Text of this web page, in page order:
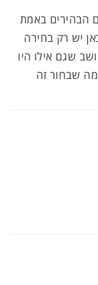
הבהירים באמת
יש רק בחירה
שגם אילו היו
שבחור זה